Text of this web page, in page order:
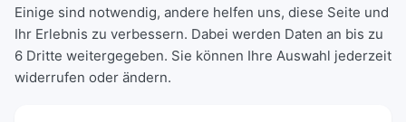
Deutschlandticket
Schülerkarte
Einzeltickets
Abonnements
Einige sind notwendig, andere helfen uns, diese Seite und
Ihr Erlebnis zu verbessern. Dabei werden Daten an bis zu
6 Dritte weitergegeben. Sie können Ihre Auswahl jederzeit
widerrufen oder ändern.